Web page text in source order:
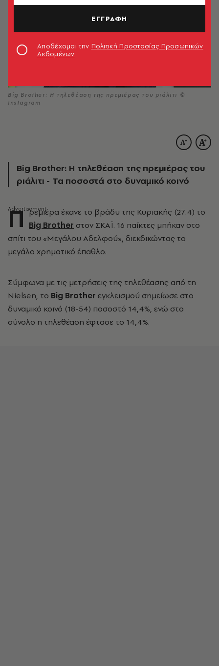
Big Brother: Η τηλεθέαση της πρεμιέρας του ριάλιτι ©
Instagram
Big Brother: Η τηλεθέαση της πρεμιέρας του
ριάλιτι - Τα ποσοστά στο δυναμικό κοινό
Π ρεμιέρα έκανε το βράδυ της Κυριακής (27.4) το
Big Brother στον ΣΚΑΪ. 16 παίκτες μπήκαν στο
σπίτι του «Μεγάλου Αδελφού», διεκδικώντας το
μεγάλο χρηματικό έπαθλο.
Σύμφωνα με τις μετρήσεις της τηλεθέασης από τη
Nielsen, το Big Brother εγκλεισμού σημείωσε στο
δυναμικό κοινό (18-54) ποσοστό 14,4%, ενώ στο
σύνολο η τηλεθέαση έφτασε το 14,4%.
ΕΓΓΡΑΦΗ
Αποδέχομαι την Πολιτική Προστασίας Προσωπικών
Δεδομένων